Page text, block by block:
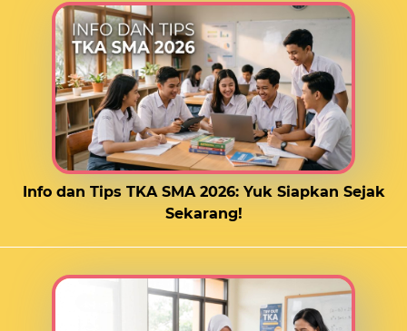
Info dan Tips TKA SMA 2026: Yuk Siapkan Sejak
Sekarang!